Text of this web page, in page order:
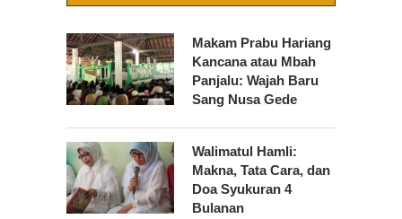
Makam Prabu Hariang
Kancana atau Mbah
Panjalu: Wajah Baru
Sang Nusa Gede
Walimatul Hamli:
Makna, Tata Cara, dan
Doa Syukuran 4
Bulanan